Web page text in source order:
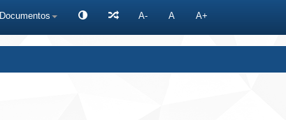
Documentos A- A A+